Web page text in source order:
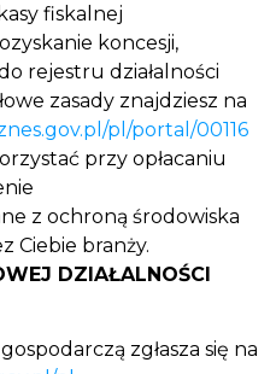
fiskalnej
koncesji,
rejestru działalności
zasady znajdziesz na
pl/portal/00116
przy opłacaniu
z ochroną środowiska
Ciebie branży.
DZIAŁALNOŚCI
zgłasza się na